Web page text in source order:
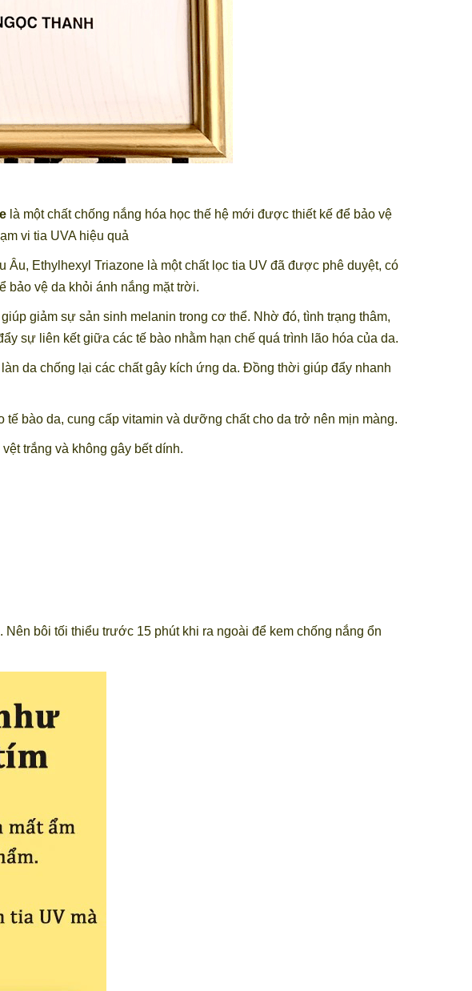
là một chất chống nắng hóa học thế hệ mới được thiết kế để bảo vệ
vi tia UVA hiệu quả
Ethylhexyl Triazone là một chất lọc tia UV đã được phê duyệt, có
bảo vệ da khỏi ánh nắng mặt trời.
giảm sự sản sinh melanin trong cơ thể. Nhờ đó, tình trạng thâm,
sự liên kết giữa các tế bào nhằm hạn chế quá trình lão hóa của da.
da chống lại các chất gây kích ứng da. Đồng thời giúp đẩy nhanh
bào da, cung cấp vitamin và dưỡng chất cho da trở nên mịn màng.
trắng và không gây bết dính.
bôi tối thiểu trước 15 phút khi ra ngoài để kem chống nắng ổn